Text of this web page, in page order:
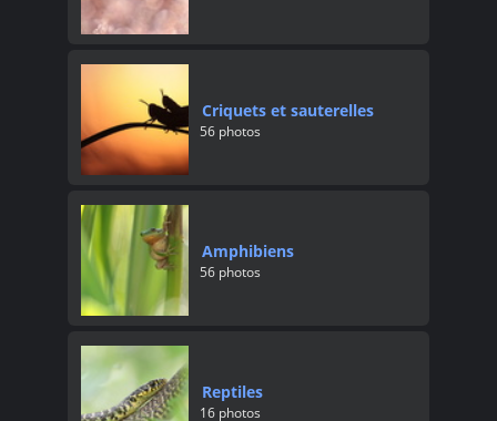
Criquets et sauterelles
56 photos
Amphibiens
56 photos
Reptiles
16 photos